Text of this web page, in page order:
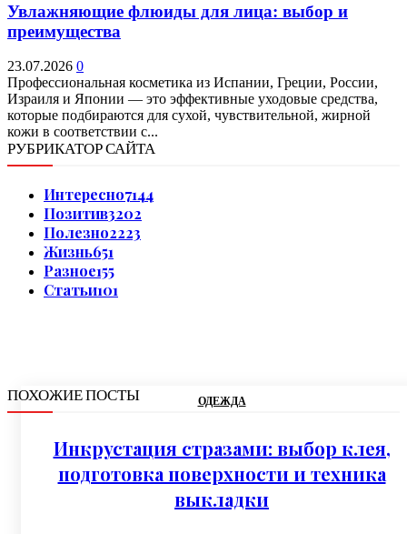
Увлажняющие флюиды для лица: выбор и
преимущества
23.07.2026 0
Профессиональная косметика из Испании, Греции, России,
Израиля и Японии — это эффективные уходовые средства,
которые подбираются для сухой, чувствительной, жирной
кожи в соответствии с...
РУБРИКАТОР САЙТА
Интересно7144
Позитив3202
Полезно2223
Жизнь651
Разное155
Статьи101
ПОХОЖИЕ ПОСТЫ ОДЕЖДА
Инкрустация стразами: выбор клея,
подготовка поверхности и техника
выкладки